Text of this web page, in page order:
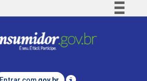
Comunica BR